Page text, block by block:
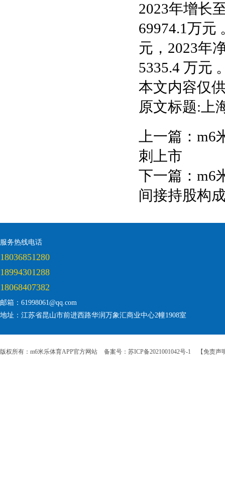
2023年增长
69974.1万元
元，2023年
5335.4 万元
本文内容仅
原文标题:上
上一篇： m6
刺上市
下一篇： m6
间接持股构
服务热线电话
18036851280
18994301288
18068407382
邮箱：61998061@qq.com
地址：江苏省昆山市前进西路华润万象汇商业中心2幢1908室
版权所有：m6米乐体育APP官方网站 备案号：苏ICP备2021001042号-1 【免责声